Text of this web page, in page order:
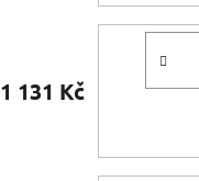
1 131 Kč